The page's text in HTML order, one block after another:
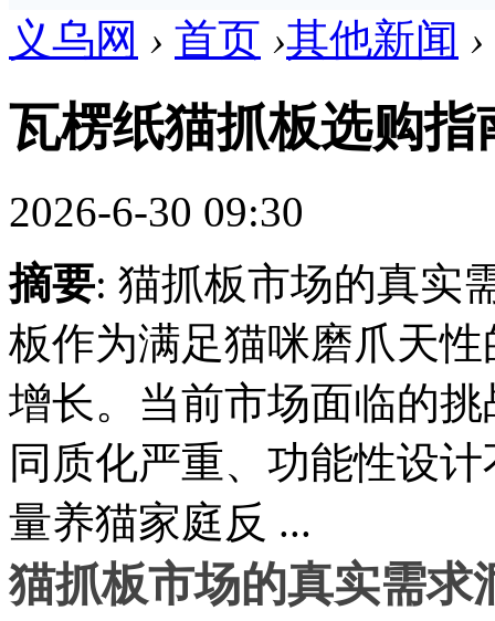
义乌网 › 首页 ›其他新闻 ›
瓦楞纸猫抓板选购
2026-6-30 09:30
摘要: 猫抓板市场的真实
板作为满足猫咪磨爪天
增长。当前市场面临的
同质化严重、功能性设
量养猫家庭反 ...
猫抓板市场的真实需求